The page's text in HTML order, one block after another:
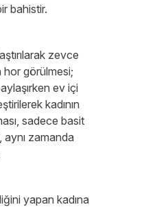
bahistir.
zevce
hor görülmesi;
ev içi
kadının
sadece basit
zamanda
yapan kadına